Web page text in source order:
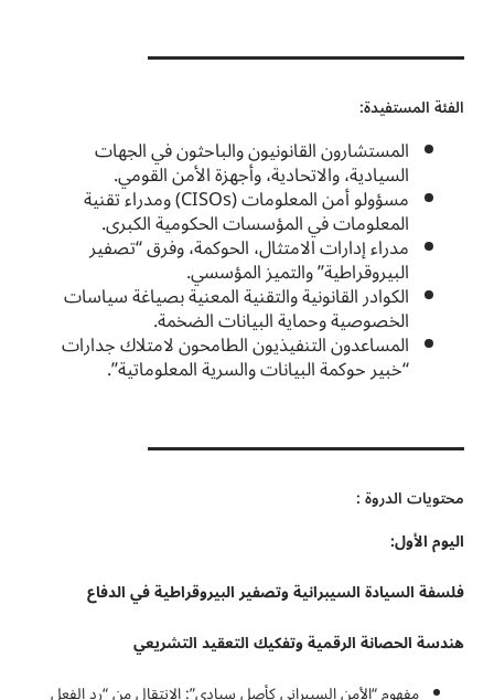
الفئة المستفيدة:
المستشارون القانونيون والباحثون في الجهات
السيادية، والاتحادية، وأجهزة الأمن القومي.
مسؤولو أمن المعلومات (CISOs) ومدراء تقنية
المعلومات في المؤسسات الحكومية الكبرى.
مدراء إدارات الامتثال، الحوكمة، وفرق “تصفير
البيروقراطية” والتميز المؤسسي.
الكوادر القانونية والتقنية المعنية بصياغة سياسات
الخصوصية وحماية البيانات الضخمة.
المساعدون التنفيذيون الطامحون لامتلاك جدارات
“خبير حوكمة البيانات والسرية المعلوماتية”.
محتويات الدروة :
اليوم الأول:
فلسفة السيادة السيبرانية وتصفير البيروقراطية في الدفاع
هندسة الحصانة الرقمية وتفكيك التعقيد التشريعي
مفهوم “الأمن السيبراني كأصل سيادي”: الانتقال من “رد الفعل